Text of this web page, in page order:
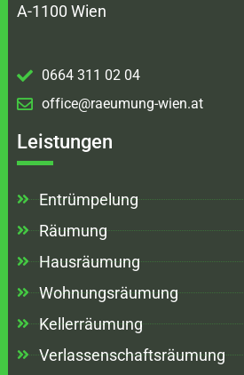
A-1100 Wien
0664 311 02 04
office@raeumung-wien.at
Leistungen
Entrümpelung
Räumung
Hausräumung
Wohnungsräumung
Kellerräumung
Verlassenschaftsräumung